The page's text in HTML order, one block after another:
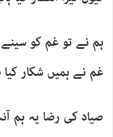
ہم نے تو غم کو سینے
غم نے ہمیں شکار کیا
صیاد کی رضا یہ ہم